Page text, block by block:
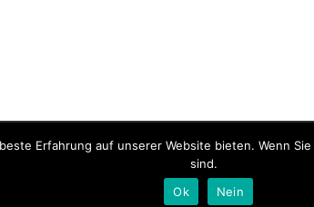
Erfahrung auf unserer Website bieten. Wenn
sind.
Ok
Nein